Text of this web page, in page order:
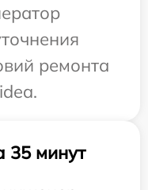
ремонта
35 минут